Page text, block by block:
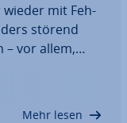
wieder mit Feh­
störend
– vor allem,
– ist für
Mehr lesen